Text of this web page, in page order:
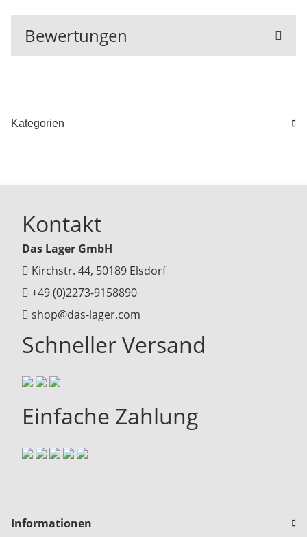
Bewertungen
Kategorien
Kontakt
Das Lager GmbH
Kirchstr. 44, 50189 Elsdorf
+49 (0)2273-9158890
shop@das-lager.com
Schneller Versand
Einfache Zahlung
Informationen